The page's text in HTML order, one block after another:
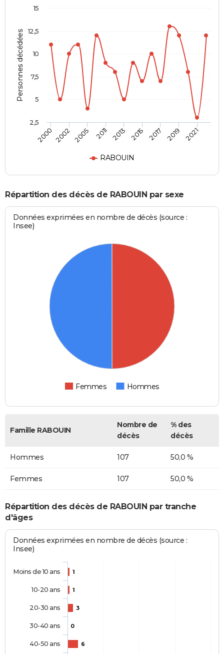
Personnes décédées
RABOUIN
2000 2002 2005 2011 2013 2015 2017 2019 2021
2,5
5
7,5
10
12,5
15
Répartition des décès de RABOUIN par sexe
Données exprimées en nombre de décès (source :
Insee)
Femmes Hommes
Famille RABOUIN
Nombre de
décès
% des
décès
Hommes 107 50,0 %
Femmes 107 50,0 %
Répartition des décès de RABOUIN par tranche
d'âges
Données exprimées en nombre de décès (source :
Insee)
1
1
3
0
6
Moins de 10 ans
10-20 ans
20-30 ans
30-40 ans
40-50 ans